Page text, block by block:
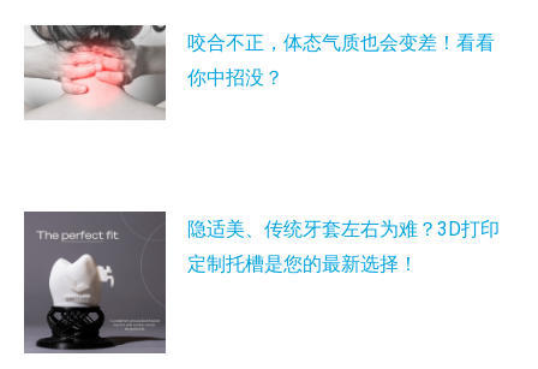
咬合不正，体态气质也会变差！看看
你中招没？
隐适美、传统牙套左右为难？3D打印
定制托槽是您的最新选择！